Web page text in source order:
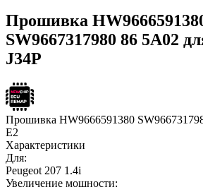
Прошивка
SW9667317980 86 5A02
J34P
Прошивка HW9666591380
E2
Характеристики
Для:
Peugeot 207 1.4i
Увеличение мощности: